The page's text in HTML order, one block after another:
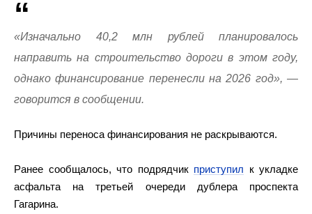
«Изначально 40,2 млн рублей планировалось
направить на строительство дороги в этом году,
однако финансирование перенесли на 2026 год», —
говорится в сообщении.
Причины переноса финансирования не раскрываются.
Ранее сообщалось, что подрядчик приступил к укладке
асфальта на третьей очереди дублера проспекта
Гагарина.